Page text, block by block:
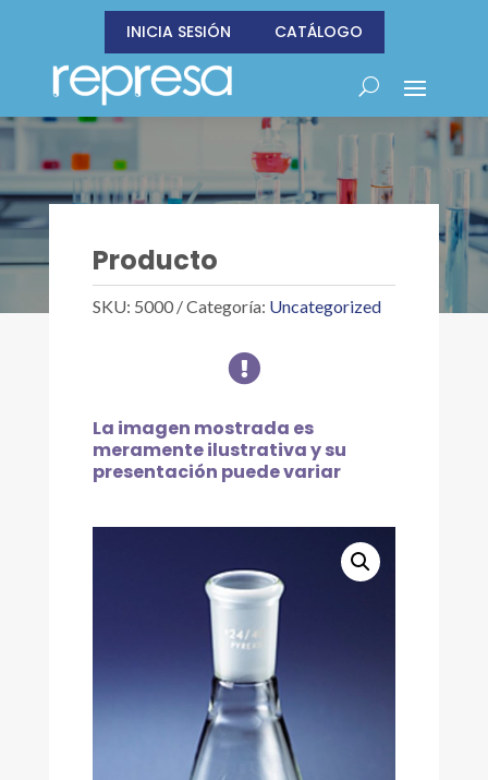
INICIA SESIÓN CATÁLOGO
Producto
SKU: 5000 Categoría: Uncategorized

La imagen mostrada es
meramente ilustrativa y su
presentación puede variar